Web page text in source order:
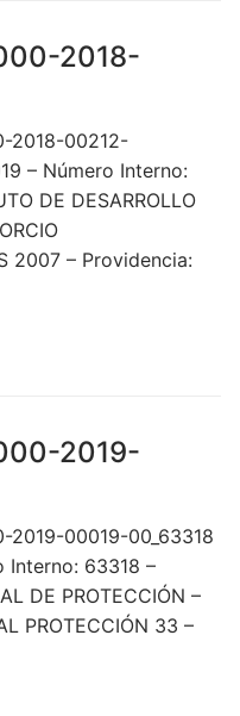
2018-
2018-00212-
– Número Interno:
DE DESARROLLO
2007 – Providencia:
2019-
2019-00019-00_63318
Interno: 63318 –
DE PROTECCIÓN –
PROTECCIÓN 33 –